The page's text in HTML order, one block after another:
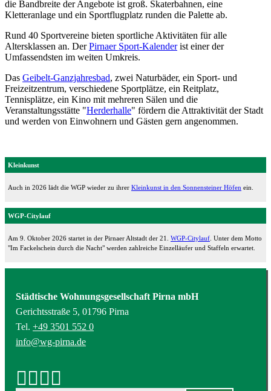
die Bandbreite der Angebote ist groß. Skaterbahnen, eine
Kletteranlage und ein Sportflugplatz runden die Palette ab.
Rund 40 Sportvereine bieten sportliche Aktivitäten für alle
Altersklassen an. DerPirnaer Sport-Kalenderist einer der
Umfassendsten im weiten Umkreis.
Das Geibelt-Ganzjahresbad, zwei Naturbäder, ein Sport- und
Freizeitzentrum, verschiedene Sportplätze, ein Reitplatz,
Tennisplätze, ein Kino mit mehreren Sälen und die
Veranstaltungsstätte "Herderhalle" fördern die Attraktivität der Stadt
und werden von Einwohnern und Gästen gern angenommen.
Kleinkunst
Auch in 2026 lädt die WGP wieder zu ihrer Kleinkunst in den Sonnensteiner Höfen ein.
WGP-Citylauf
Am 9. Oktober 2026 startet in der Pirnaer Altstadt der 21. WGP-Citylauf . Unter dem Motto
"Im Fackelschein durch die Nacht" werden zahlreiche Einzelläufer und Staffeln erwartet.
Städtische Wohnungsgesellschaft Pirna mbH
Gerichtsstraße 5, 01796 Pirna
Tel. +49 3501 552 0
info@wg-pirna.de